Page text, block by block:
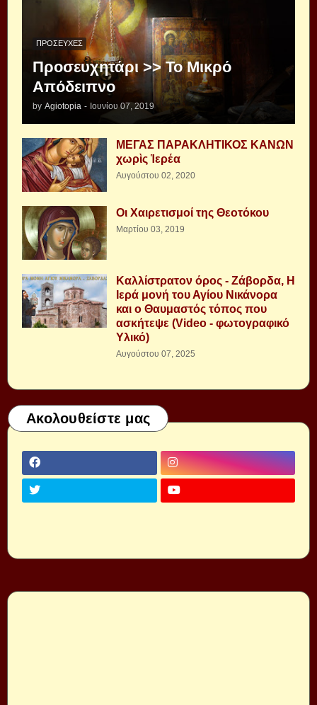
ΠΡΟΣΕΥΧΈΣ
Προσευχητάρι >> Το Μικρό
Απόδειπνο
by Agiotopia - Ιουνίου 07, 2019
ΜΕΓΑΣ ΠΑΡΑΚΛΗΤΙΚΟΣ ΚΑΝΩΝ
χωρὶς Ἱερέα
Αυγούστου 02, 2020
Οι Χαιρετισμοί της Θεοτόκου
Μαρτίου 03, 2019
Καλλίστρατον όρος - Ζάβορδα, Η
Ιερά μονή του Αγίου Νικάνορα
και ο Θαυμαστός τόπος που
ασκήτεψε (Video - φωτογραφικό
Υλικό)
Αυγούστου 07, 2025
Ακολουθείστε μας